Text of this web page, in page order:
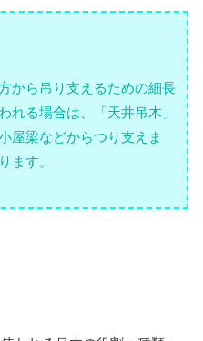
から吊り支えるための細長
れる場合は、「天井吊木」
屋梁などからつり支えま
ます。